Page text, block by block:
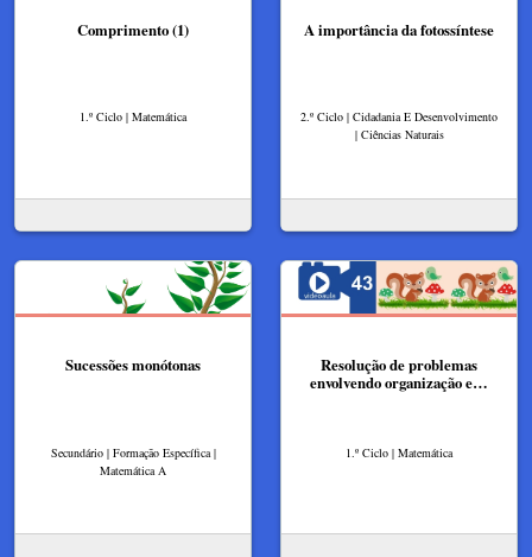
Comprimento (1)
1.º Ciclo | Matemática
A importância da fotossíntese
2.º Ciclo | Cidadania E Desenvolvimento
| Ciências Naturais
Sucessões monótonas
Secundário | Formação Específica |
Matemática A
Resolução de problemas
envolvendo organização e…
1.º Ciclo | Matemática